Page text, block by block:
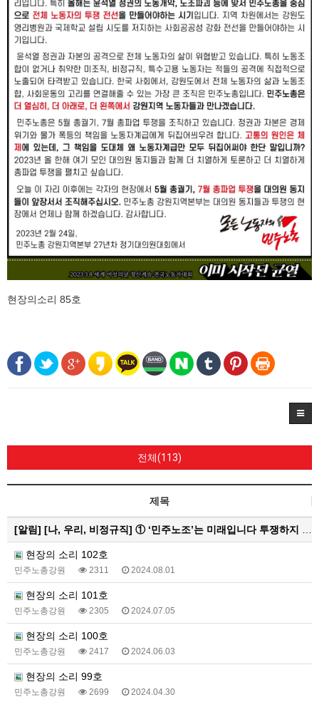
현장의소리 85호
전체(113)
제목
[알림] [나, 우리, 비정규직] ① ‘민주노조’는 미래입니다 투쟁하지 않으면 쟁취하지 못합니다
현장의 소리 102호
민주노총강원 2311 2024.08.01
현장의 소리 101호
민주노총강원 2305 2024.07.05
현장의 소리 100호
민주노총강원 2417 2024.06.03
현장의 소리 99호
민주노총강원 2699 2024.04.30